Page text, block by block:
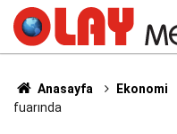
Anasayfa Ekonomi
fuarında